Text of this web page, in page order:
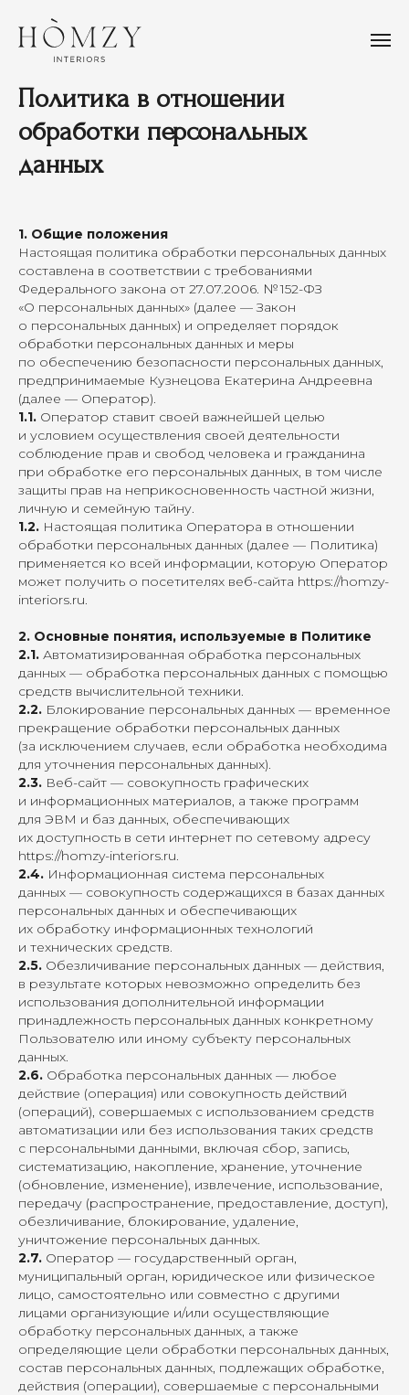
Политика в отношении
обработки персональных
данных
1. Общие положения
Настоящая политика обработки персональных данных
составлена в соответствии с требованиями
Федерального закона от 27.07.2006. № 152-ФЗ
«О персональных данных» (далее — Закон
о персональных данных) и определяет порядок
обработки персональных данных и меры
по обеспечению безопасности персональных данных,
предпринимаемые Кузнецова Екатерина Андреевна
(далее — Оператор).
1.1. Оператор ставит своей важнейшей целью
и условием осуществления своей деятельности
соблюдение прав и свобод человека и гражданина
при обработке его персональных данных, в том числе
защиты прав на неприкосновенность частной жизни,
личную и семейную тайну.
1.2. Настоящая политика Оператора в отношении
обработки персональных данных (далее — Политика)
применяется ко всей информации, которую Оператор
может получить о посетителях веб-сайта https://homzy-
interiors.ru.
2. Основные понятия, используемые в Политике
2.1. Автоматизированная обработка персональных
данных — обработка персональных данных с помощью
средств вычислительной техники.
2.2. Блокирование персональных данных — временное
прекращение обработки персональных данных
(за исключением случаев, если обработка необходима
для уточнения персональных данных).
2.3. Веб-сайт — совокупность графических
и информационных материалов, а также программ
для ЭВМ и баз данных, обеспечивающих
их доступность в сети интернет по сетевому адресу
https://homzy-interiors.ru.
2.4. Информационная система персональных
данных — совокупность содержащихся в базах данных
персональных данных и обеспечивающих
их обработку информационных технологий
и технических средств.
2.5. Обезличивание персональных данных — действия,
в результате которых невозможно определить без
использования дополнительной информации
принадлежность персональных данных конкретному
Пользователю или иному субъекту персональных
данных.
2.6. Обработка персональных данных — любое
действие (операция) или совокупность действий
(операций), совершаемых с использованием средств
автоматизации или без использования таких средств
с персональными данными, включая сбор, запись,
систематизацию, накопление, хранение, уточнение
(обновление, изменение), извлечение, использование,
передачу (распространение, предоставление, доступ),
обезличивание, блокирование, удаление,
уничтожение персональных данных.
2.7. Оператор — государственный орган,
муниципальный орган, юридическое или физическое
лицо, самостоятельно или совместно с другими
лицами организующие и/или осуществляющие
обработку персональных данных, а также
определяющие цели обработки персональных данных,
состав персональных данных, подлежащих обработке,
действия (операции), совершаемые с персональными